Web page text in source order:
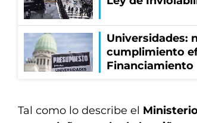
Universidades:
cumplimiento
Financiamiento
Tal como lo describe el